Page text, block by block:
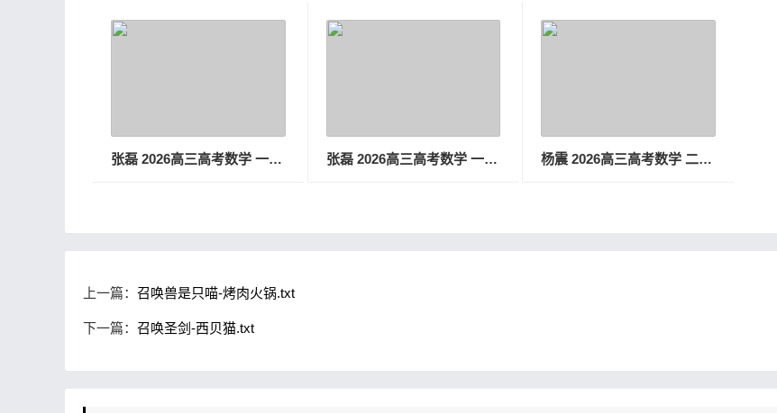
张磊 2026高三高考数学 一轮秋季班 张磊 2026高三高考数学 一轮暑假班 杨震 2026高三高考数学 二轮S春季班
上一篇： 召唤兽是只喵-烤肉火锅.txt
下一篇： 召唤圣剑-西贝猫.txt